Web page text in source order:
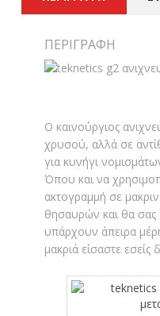
ΠΕΡΙΓΡΑΦΉ
Ο καινούργιος
χρυσού, αλλά σε
για κυνήγι
Όπου και να
ακτογραμμή σε
θησαυρών και θα σας
υπάρχουν άπειρα
μακριά είσαστε εσείς